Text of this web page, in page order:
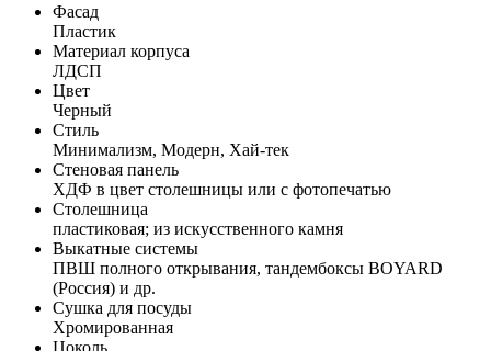
Фасад
Пластик
Материал корпуса
ЛДСП
Цвет
Черный
Стиль
Минимализм, Модерн, Хай-тек
Стеновая панель
ХДФ в цвет столешницы или с фотопечатью
Столешница
пластиковая; из искусственного камня
Выкатные системы
ПВШ полного открывания, тандембоксы BOYARD
(Россия) и др.
Сушка для посуды
Хромированная
Цоколь